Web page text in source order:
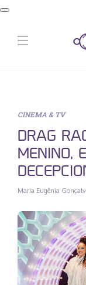
CINEMA & TV
DRAG
MENINO,
Maria Eugênia